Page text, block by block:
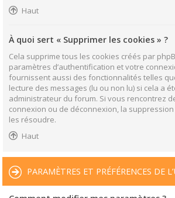
Haut
À quoi sert « Supprimer les cookies » ?
Cela supprime tous les cookies créés par
paramètres d’authentification et votre
fournissent aussi des fonctionnalités telles
lecture des messages (lu ou non lu) si cela a
administrateur du forum. Si vous rencontrez
connexion ou de déconnexion, la
les résoudre.
Haut
PARAMÈTRES ET PRÉFÉRENCES DE